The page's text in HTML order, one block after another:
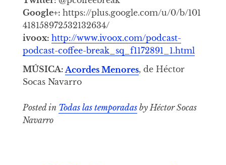
Google+: https://plus.google.com/u/0/b/101
418158972532132634/
ivoox: http://www.ivoox.com/podcast-
podcast-coffee-break_sq_f1172891_1.html
MÚSICA: Acordes Menores, de Héctor
Socas Navarro
Posted in Todas las temporadasby Héctor Socas
Navarro